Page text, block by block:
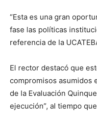
“Esta es una gran
fase las políticas
referencia de la
El rector destacó que
compromisos asumidos
de la Evaluación
ejecución”, al tiempo